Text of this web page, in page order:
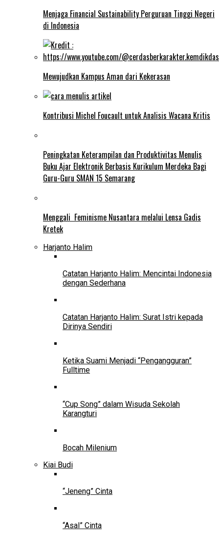
Menjaga Financial Sustainability Perguruan Tinggi Negeri
di Indonesia
Mewujudkan Kampus Aman dari Kekerasan
Kontribusi Michel Foucault untuk Analisis Wacana Kritis
Peningkatan Keterampilan dan Produktivitas Menulis
Buku Ajar Elektronik Berbasis Kurikulum Merdeka Bagi
Guru-Guru SMAN 15 Semarang
Menggali Feminisme Nusantara melalui Lensa Gadis
Kretek
Harjanto Halim
Catatan Harjanto Halim: Mencintai Indonesia
dengan Sederhana
Catatan Harjanto Halim: Surat Istri kepada
Dirinya Sendiri
Ketika Suami Menjadi “Pengangguran”
Fulltime
“Cup Song” dalam Wisuda Sekolah
Karangturi
Bocah Milenium
Kiai Budi
“Jeneng” Cinta
“Asal” Cinta